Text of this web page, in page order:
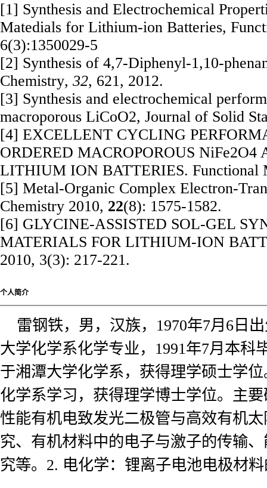
[1] Synthesis and Electrochemical
Matedials for Lithium-ion Batteries,
6(3):1350029-5
[2] Synthesis of 4,7-Diphenyl-1,10-
Chemistry, 32, 621, 2012.
[3] Synthesis and electrochemical
macroporous LiCoO2, Journal of Solid
[4] EXCELLENT CYCLING
ORDERED MACROPOROUS
LITHIUM ION BATTERIES. Functional
[5] Metal-Organic Complex Electron-
Chemistry 2010, 22(8): 1575-1582.
[6] GLYCINE-ASSISTED SOL-GEL
MATERIALS FOR LITHIUM-ION
2010, 3(3): 217-221.
个人简介
雷钢铁，男，汉族，1970年7月6日
大学化学系化学专业，1991年7月本科
于湘潭大学化学系，获得理学硕士学
化学系学习，获得理学博士学位。主
性能有机电致发光二极管与高效有机
究、有机材料中的电子与激子的传输
究等。2. 电化学：锂离子电池电极材